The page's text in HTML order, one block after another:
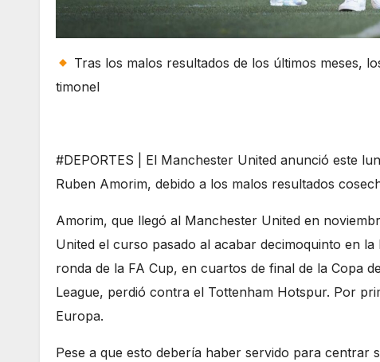
Tras los malos resultados de los últimos meses,
timonel
#DEPORTES | El Manchester United anunció este
Ruben Amorim, debido a los malos resultados
Amorim, que llegó al Manchester United en
United el curso pasado al acabar decimoquinto en
ronda de la FA Cup, en cuartos de final de la Copa
League, perdió contra el Tottenham Hotspur. Por
Europa.
Pese a que esto debería haber servido para centrar